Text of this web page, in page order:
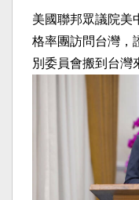
美國聯邦眾議院美
格率團訪問台灣，
別委員會搬到台灣